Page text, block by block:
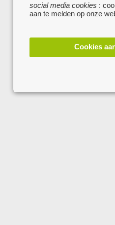
social media cookies :
aan te melden op onze
Cookies